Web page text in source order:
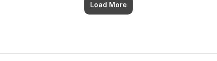
Load More